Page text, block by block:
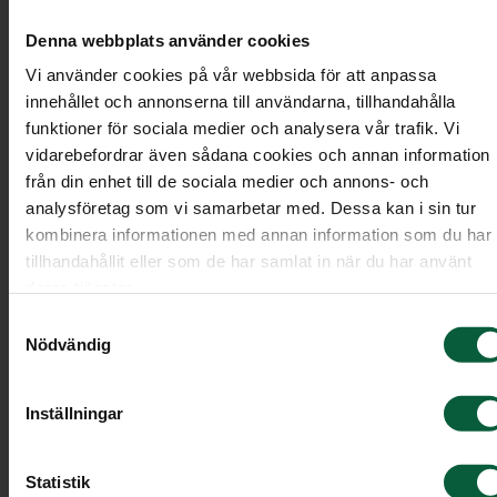
Denna webbplats använder cookies
Vi använder cookies på vår webbsida för att anpassa
innehållet och annonserna till användarna, tillhandahålla
funktioner för sociala medier och analysera vår trafik. Vi
vidarebefordrar även sådana cookies och annan information
från din enhet till de sociala medier och annons- och
analysföretag som vi samarbetar med. Dessa kan i sin tur
kombinera informationen med annan information som du har
tillhandahållit eller som de har samlat in när du har använt
Nödvändig
Inställningar
Statistik
bioackumulerande kemiska ämnen. Därmed
har de ingen skadlig påverkan på människor
och miljö.
Det massivträ och skivmaterial som används
certifierat, vilket garanterar ett ansvarsfullt
och hållbart skogsbruk som värnar om
mångfald, ekologiska processer och
produktionsförmåga.
svenska skogar, vilket gör att onödigt långa
Bomullen i textilierna i kistorna är certifierad
av Better Cotton Initiative, som garanterar en
ansvarsfull och hållbar leveranskedja för